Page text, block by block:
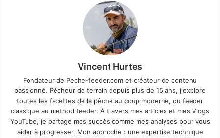
Vincent Hurtes
Fondateur de Peche-feeder.com et créateur de contenu
passionné. Pêcheur de terrain depuis plus de 15 ans, j'explore
toutes les facettes de la pêche au coup moderne, du feeder
classique au method feeder. À travers mes articles et mes Vlogs
YouTube, je partage mes succès comme mes analyses pour vous
aider à progresser. Mon approche : une expertise technique